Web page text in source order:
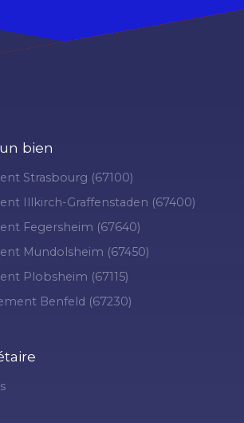
bien
Strasbourg (67100)
Illkirch-Graffenstaden (67400)
Fegersheim (67640)
Mundolsheim (67450)
Plobsheim (67115)
Benfeld (67230)